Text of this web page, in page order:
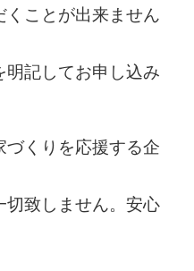
ことが出来ません
記してお申し込み
くりを応援する企
切致しません。安心